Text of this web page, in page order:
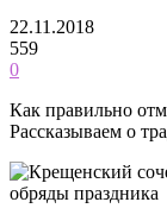
22.11.2018
559
0
Как правильно
Рассказываем о